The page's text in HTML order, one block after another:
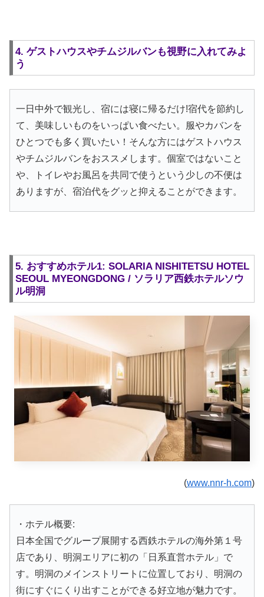
4. ゲストハウスやチムジルバンも視野に入れてみよ
う
一日中外で観光し、宿には寝に帰るだけ!宿代を節約し
て、美味しいものをいっぱい食べたい。服やカバンを
ひとつでも多く買いたい！そんな方にはゲストハウス
やチムジルバンをおススメします。個室ではないこと
や、トイレやお風呂を共同で使うという少しの不便は
ありますが、宿泊代をグッと抑えることができます。
5. おすすめホテル1: SOLARIA NISHITETSU HOTEL
SEOUL MYEONGDONG / ソラリア西鉄ホテルソウ
ル明洞
(www.nnr-h.com)
・ホテル概要:
日本全国でグループ展開する西鉄ホテルの海外第１号
店であり、明洞エリアに初の「日系直営ホテル」で
す。明洞のメインストリートに位置しており、明洞の
街にすぐにくり出すことができる好立地が魅力です。